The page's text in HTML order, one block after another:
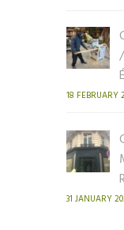
18 FEBRUARY
31 JANUARY